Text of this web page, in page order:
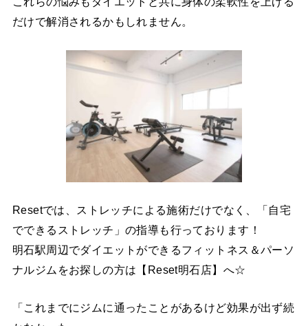
だけで解消されるかもしれません。
Resetでは、ストレッチによる施術だけでなく、「自宅
でできるストレッチ」の指導も行っております！
明石駅周辺でダイエットができるフィットネス＆パーソ
ナルジムをお探しの方は【Reset明石店】へ☆
「これまでにジムに通ったことがあるけど効果が出ず続